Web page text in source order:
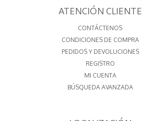
ATENCIÓN CLIENTE
CONTÁCTENOS
CONDICIONES DE COMPRA
PEDIDOS Y DEVOLUCIONES
REGISTRO
MI CUENTA
BÚSQUEDA AVANZADA